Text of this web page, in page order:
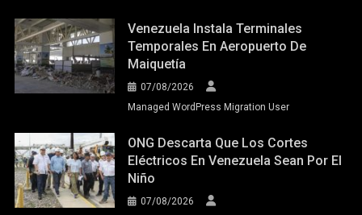
Venezuela Instala Terminales
Temporales En Aeropuerto De
Maiquetía
07/08/2026
Managed WordPress Migration User
ONG Descarta Que Los Cortes
Eléctricos En Venezuela Sean Por El
Niño
07/08/2026